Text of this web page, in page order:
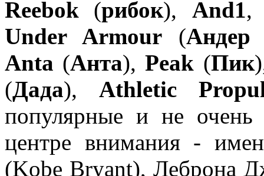
Reebok (рибок), And1
Under Armour (Андер
Anta (Анта),Peak (Пик
(Дада), Athletic
популярные и не
центре внимания -
(Kobe Bryant), Леброна